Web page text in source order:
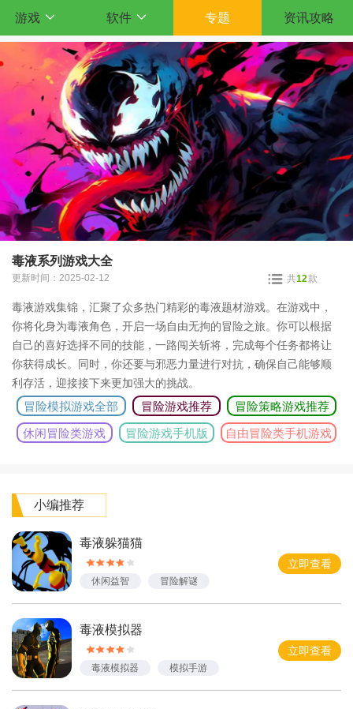
游戏 软件 专题 资讯攻略
毒液系列游戏大全
更新时间：2025-02-12 共12款
毒液游戏集锦，汇聚了众多热门精彩的毒液题材游戏。在游戏中，
你将化身为毒液角色，开启一场自由无拘的冒险之旅。你可以根据
自己的喜好选择不同的技能，一路闯关斩将，完成每个任务都将让
你获得成长。同时，你还要与邪恶力量进行对抗，确保自己能够顺
利存活，迎接接下来更加强大的挑战。
冒险模拟游戏全部
合集
冒险游戏推荐
大全
冒险策略游戏推荐
大全
休闲冒险类游戏
推荐
冒险游戏手机版
推荐
自由冒险类手机游戏
推荐
小编推荐
毒液躲猫猫
休闲益智
冒险解谜
休闲游戏
立即查看
毒液模拟器
毒液模拟器
模拟手游
超级英雄手游
立即查看